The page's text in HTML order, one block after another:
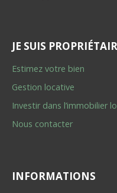
JE SUIS
Estimez votre bien
Gestion locative
Investir dans l’immobilier
Nous contacter
INFORMATIONS